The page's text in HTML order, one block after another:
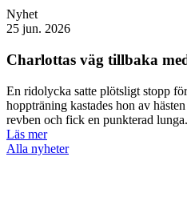
Nyhet
25 jun. 2026
Charlottas väg tillbaka
En ridolycka satte plötsligt stopp
hoppträning kastades hon av
revben och fick en punkterad lunga.
Läs mer
Alla nyheter